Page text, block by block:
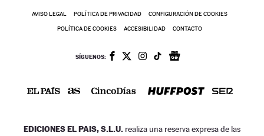
AVISO LEGAL POLÍTICA DE PRIVACIDAD CONFIGURACIÓN DE COOKIES
POLÍTICA DE COOKIES ACCESIBILIDAD CONTACTO
SÍGUENOS:
EDICIONES EL PAIS, S.L.U. realiza una reserva expresa de las